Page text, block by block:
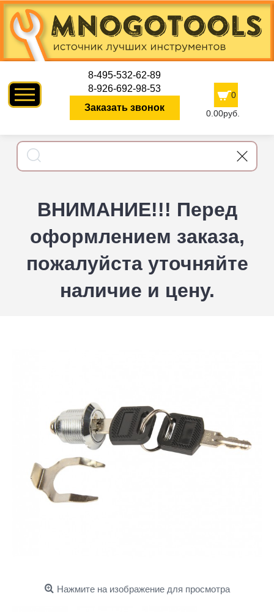
8-495-532-62-89
8-926-692-98-53
Заказать звонок
0
0.00руб.
ВНИМАНИЕ!!! Перед
оформлением заказа,
пожалуйста уточняйте
наличие и цену.
Нажмите на изображение для просмотра